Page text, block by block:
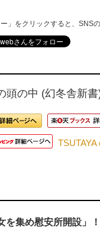
ー」をクリックすると、SNS
頭の中 (幻冬舎新書
TSUTAYA
を集め慰安所開設」